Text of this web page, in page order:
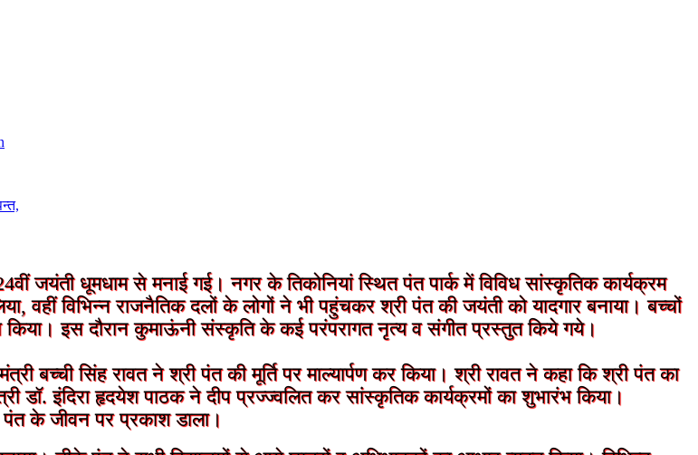
जयंती धूमधाम से मनाई गई। नगर के तिकोनियां स्थित पंत पार्क में विविध सांस्कृतिक कार्यक्रम
वहीं विभिन्न राजनैतिक दलों के लोगों ने भी पहुंचकर श्री पंत की जयंती को यादगार बनाया। बच्चों
किया। इस दौरान कुमाऊंनी संस्कृति के कई परंपरागत नृत्य व संगीत प्रस्तुत किये गये।
बच्ची सिंह रावत ने श्री पंत की मूर्ति पर माल्यार्पण कर किया। श्री रावत ने कहा कि श्री पंत का
डॉ. इंदिरा हृदयेश पाठक ने दीप प्रज्ज्वलित कर सांस्कृतिक कार्यक्रमों का शुभारंभ किया।
पंत के जीवन पर प्रकाश डाला।